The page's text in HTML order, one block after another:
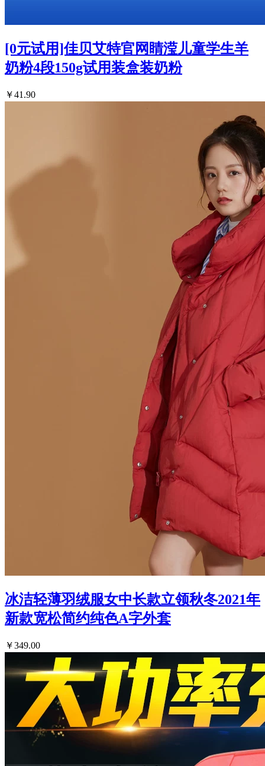
[0元试用]佳贝艾特官网睛滢儿童学生羊
奶粉4段150g试用装盒装奶粉
￥41.90
冰洁轻薄羽绒服女中长款立领秋冬2021年
新款宽松简约纯色A字外套
￥349.00